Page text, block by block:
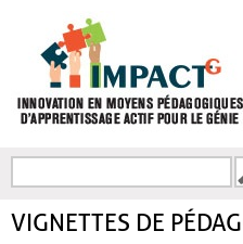
FORMULAIRE DE
VIGNETTES DE